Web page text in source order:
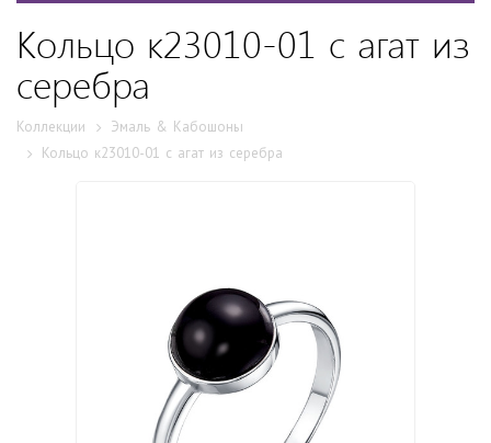
Кольцо к23010-01 с агат из
cеребра
Коллекции
Эмаль & Кабошоны
Кольцо к23010-01 с агат из cеребра